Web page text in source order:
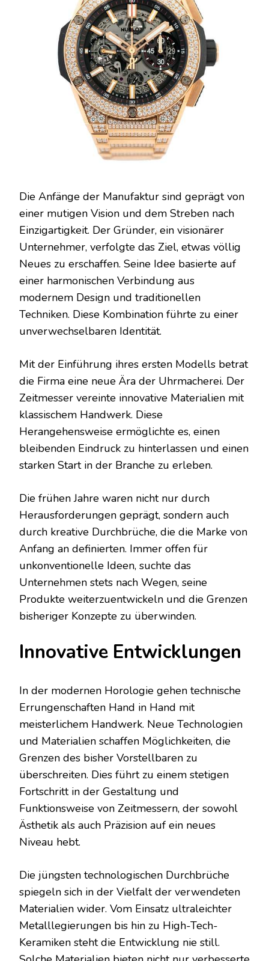
Die Anfänge der Manufaktur sind geprägt von
einer mutigen Vision und dem Streben nach
Einzigartigkeit. Der Gründer, ein visionärer
Unternehmer, verfolgte das Ziel, etwas völlig
Neues zu erschaffen. Seine Idee basierte auf
einer harmonischen Verbindung aus
modernem Design und traditionellen
Techniken. Diese Kombination führte zu einer
unverwechselbaren Identität.
Mit der Einführung ihres ersten Modells betrat
die Firma eine neue Ära der Uhrmacherei. Der
Zeitmesser vereinte innovative Materialien mit
klassischem Handwerk. Diese
Herangehensweise ermöglichte es, einen
bleibenden Eindruck zu hinterlassen und einen
starken Start in der Branche zu erleben.
Die frühen Jahre waren nicht nur durch
Herausforderungen geprägt, sondern auch
durch kreative Durchbrüche, die die Marke von
Anfang an definierten. Immer offen für
unkonventionelle Ideen, suchte das
Unternehmen stets nach Wegen, seine
Produkte weiterzuentwickeln und die Grenzen
bisheriger Konzepte zu überwinden.
Innovative Entwicklungen
In der modernen Horologie gehen technische
Errungenschaften Hand in Hand mit
meisterlichem Handwerk. Neue Technologien
und Materialien schaffen Möglichkeiten, die
Grenzen des bisher Vorstellbaren zu
überschreiten. Dies führt zu einem stetigen
Fortschritt in der Gestaltung und
Funktionsweise von Zeitmessern, der sowohl
Ästhetik als auch Präzision auf ein neues
Niveau hebt.
Die jüngsten technologischen Durchbrüche
spiegeln sich in der Vielfalt der verwendeten
Materialien wider. Vom Einsatz ultraleichter
Metalllegierungen bis hin zu High-Tech-
Keramiken steht die Entwicklung nie still.